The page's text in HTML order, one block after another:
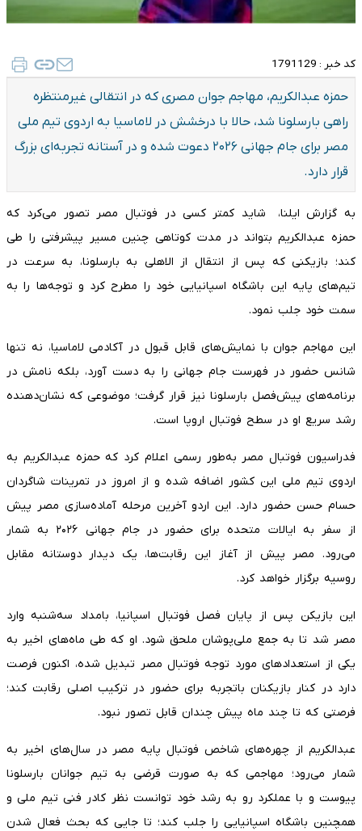
کد خبر : 1791129
حمزه عبدالکریم، مهاجم جوان مصری که در انتقالی غیرمنتظره
راهی بارسلونا شد، حالا با درخشش در لاماسیا به اردوی تیم ملی
مصر برای جام جهانی ۲۰۲۶ دعوت شده و در آستانه تجربه‌ای بزرگ
قرار دارد.
به گزارش ایلنا، شاید کمتر کسی در فوتبال مصر تصور می‌کرد که
حمزه عبدالکریم بتواند در مدت کوتاهی چنین مسیر پیشرفتی را طی
کند؛ بازیکنی که پس از انتقال از الاهلی به بارسلونا، به سرعت در
تیم‌های پایه این باشگاه اسپانیایی خود را مطرح کرد و توجه‌ها را به
سمت خود جلب نمود.
این مهاجم جوان با نمایش‌های قابل قبول در آکادمی لاماسیا، نه تنها
شانس حضور در فهرست جام جهانی را به دست آورد، بلکه نامش در
برنامه‌های پیش‌فصل بارسلونا نیز قرار گرفت؛ موضوعی که نشان‌دهنده
رشد سریع او در سطح فوتبال اروپا است.
فدراسیون فوتبال مصر به‌طور رسمی اعلام کرد که حمزه عبدالکریم به
اردوی تیم ملی این کشور اضافه شده و از امروز در تمرینات شاگردان
حسام حسن حضور دارد. این اردو آخرین مرحله آماده‌سازی مصر پیش
از سفر به ایالات متحده برای حضور در جام جهانی ۲۰۲۶ به شمار
می‌رود. مصر پیش از آغاز این رقابت‌ها، یک دیدار دوستانه مقابل
روسیه برگزار خواهد کرد.
این بازیکن پس از پایان فصل فوتبال اسپانیا، بامداد سه‌شنبه وارد
مصر شد تا به جمع ملی‌پوشان ملحق شود. او که طی ماه‌های اخیر به
یکی از استعدادهای مورد توجه فوتبال مصر تبدیل شده، اکنون فرصت
دارد در کنار بازیکنان باتجربه برای حضور در ترکیب اصلی رقابت کند؛
فرصتی که تا چند ماه پیش چندان قابل تصور نبود.
عبدالکریم از چهره‌های شاخص فوتبال پایه مصر در سال‌های اخیر به
شمار می‌رود؛ مهاجمی که به صورت قرضی به تیم جوانان بارسلونا
پیوست و با عملکرد رو به رشد خود توانست نظر کادر فنی تیم ملی و
همچنین باشگاه اسپانیایی را جلب کند؛ تا جایی که بحث فعال شدن